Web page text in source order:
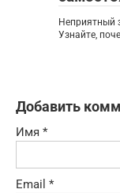
Неприятный
Узнайте,
Добавить
Имя *
Email *